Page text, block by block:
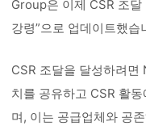
Group은 이제 CSR 조
강령”으로 업데이트했습
CSR 조달을 달성하려
치를 공유하고 CSR 활
며, 이는 공급업체와 공